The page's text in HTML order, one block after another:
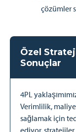
çözümler
Özel
Sonuçlar
4PL
Verimlilik,
sağlamak için
ediyor,